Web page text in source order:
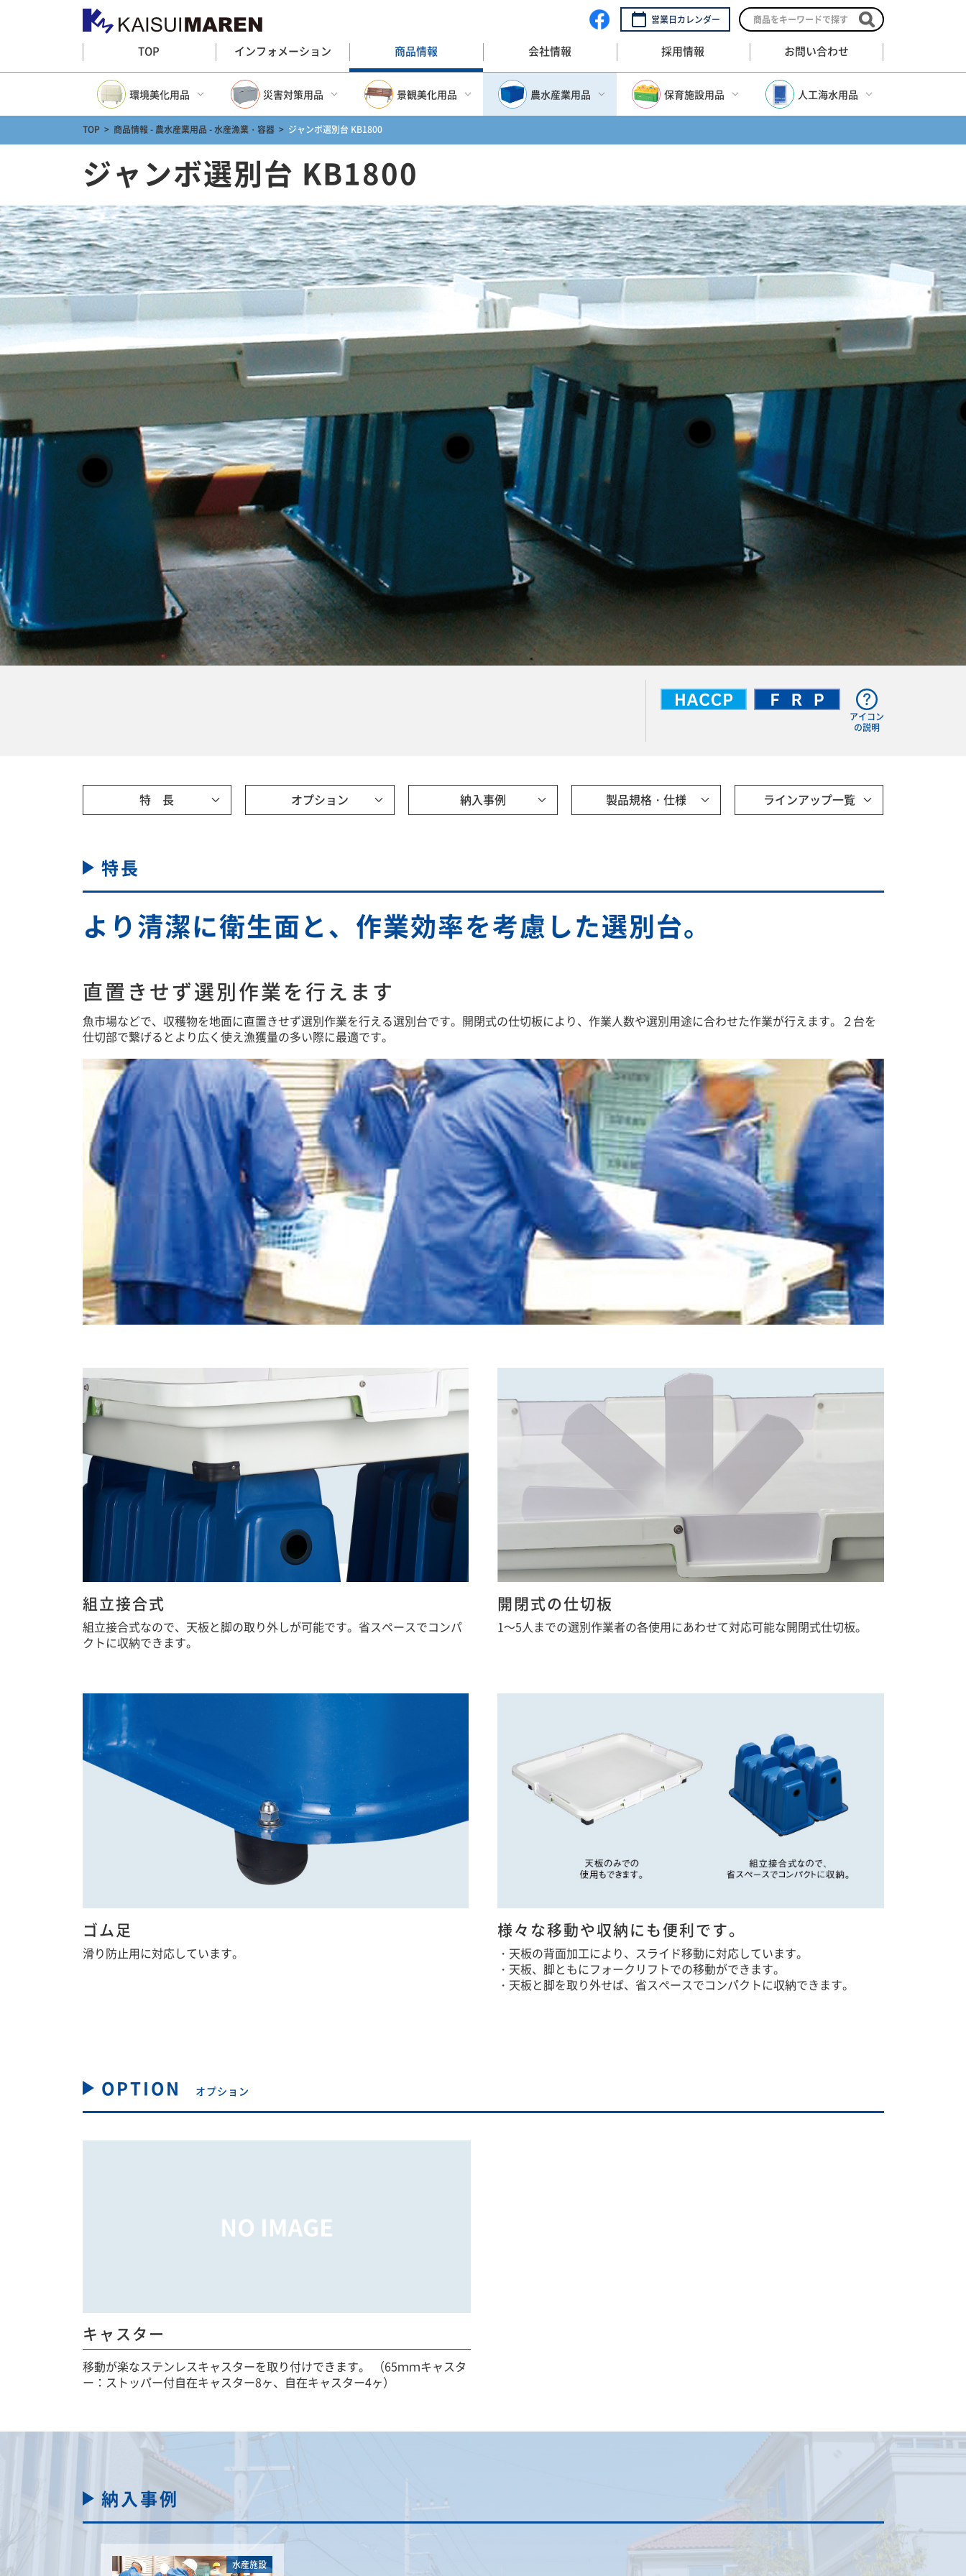
営業日カレンダー
TOP インフォメーション 商品情報 会社情報 採用情報 お問い合わせ
環境美化用品 災害対策用品 景観美化用品 農水産業用品 保育施設用品 人工海水用品
大型ゴミ箱(プラスチック)
大型ゴミステーション(金属)
分別ゴミ箱
集積搬送カート
集積搬送コンテナ
施設用品
IoTソリューション(KIMS)
防災グッズ収納BOX
多目的収納BOX
プランター
ベンチ 大型容器(プラスチック)
水産漁業・容器
TOP > 商品情報 - 農水産業用品 - 水産漁業・容器 > ジャンボ選別台 KB1800
ジャンボ選別台 KB1800
アイコン
の説明
特 長 オプション 納入事例 製品規格・仕様 ラインアップ一覧
特長
より清潔に衛生面と、作業効率を考慮した選別台。
直置きせず選別作業を行えます
魚市場などで、収穫物を地面に直置きせず選別作業を行える選別台です。開閉式の仕切板により、作業人数や選別用途に合わせた作業が行えます。２台を
仕切部で繋げるとより広く使え漁獲量の多い際に最適です。
組立接合式
組立接合式なので、天板と脚の取り外しが可能です。省スペースでコンパ
クトに収納できます。
開閉式の仕切板
1～5人までの選別作業者の各使用にあわせて対応可能な開閉式仕切板。
ゴム足
滑り防止用に対応しています。
様々な移動や収納にも便利です。
・天板の背面加工により、スライド移動に対応しています。
・天板、脚ともにフォークリフトでの移動ができます。
・天板と脚を取り外せば、省スペースでコンパクトに収納できます。
OPTION オプション
キャスター
移動が楽なステンレスキャスターを取り付けできます。 （65ｍｍキャスタ
ー：ストッパー付自在キャスター8ヶ、自在キャスター4ヶ）
納入事例
水産施設